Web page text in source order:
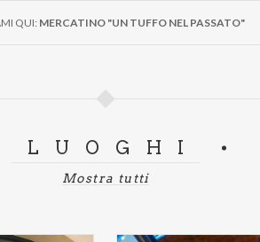
QUI: MERCATINO "UN TUFFO NEL PASSATO"
LUOGHI
Mostra tutti